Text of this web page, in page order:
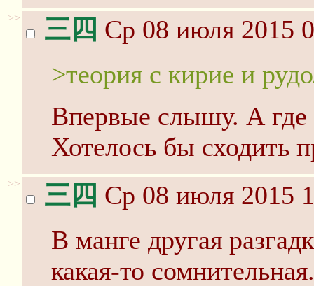
>> 三四 Ср 08 июля 2015
>теория с кирие и
Впервые слышу. А где
Хотелось бы сходить
>> 三四 Ср 08 июля 2015
В манге другая
какая-то сомнительная.